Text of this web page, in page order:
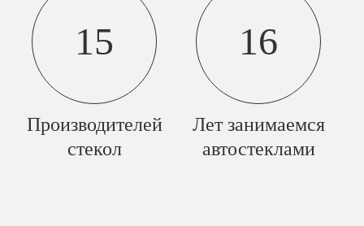
15
Производителей
стекол
16
Лет занимаемся
автостеклами